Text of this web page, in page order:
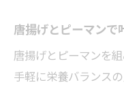
唐揚げピー
片栗粉でカ
忙しい日に唐揚
唐揚げとピーマンで
唐揚げとピーマンを
手軽に栄養バランス